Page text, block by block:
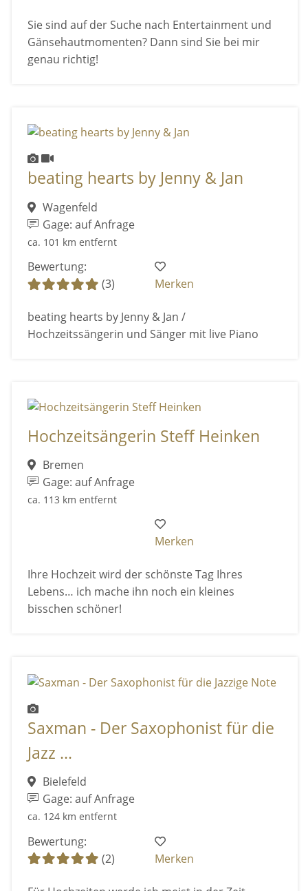
Sie sind auf der Suche nach Entertainment und
Gänsehautmomenten? Dann sind Sie bei mir
genau richtig!
beating hearts by Jenny & Jan
Wagenfeld
Gage: auf Anfrage
ca. 101 km entfernt
Bewertung:
(3)
Merken
beating hearts by Jenny & Jan /
Hochzeitssängerin und Sänger mit live Piano
Hochzeitsängerin Steff Heinken
Bremen
Gage: auf Anfrage
ca. 113 km entfernt
Merken
Ihre Hochzeit wird der schönste Tag Ihres
Lebens… ich mache ihn noch ein kleines
bisschen schöner!
Saxman - Der Saxophonist für die
Jazz ...
Bielefeld
Gage: auf Anfrage
ca. 124 km entfernt
Bewertung:
(2)
Merken